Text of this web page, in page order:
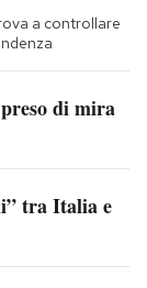
a controllare
di mira
tra Italia e